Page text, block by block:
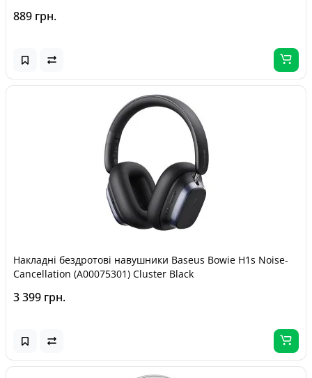
889 грн.
Накладні бездротові навушники Baseus Bowie H1s Noise-
Cancellation (A00075301) Cluster Black
3 399 грн.